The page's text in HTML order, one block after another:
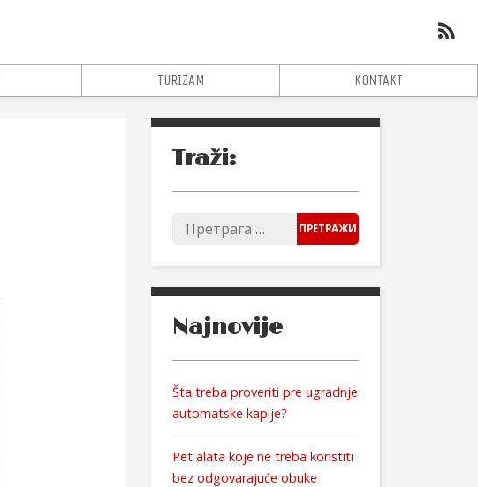
TURIZAM KONTAKT
Traži:
Najnovije
Šta treba proveriti pre ugradnje
automatske kapije?
Pet alata koje ne treba koristiti
bez odgovarajuće obuke